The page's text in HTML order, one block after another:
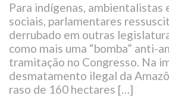
Para indígenas, ambientalistas
sociais, parlamentares
derrubado em outras
como mais uma “bomba” anti-
tramitação no Congresso. Na
desmatamento ilegal da
raso de 160 hectares […]